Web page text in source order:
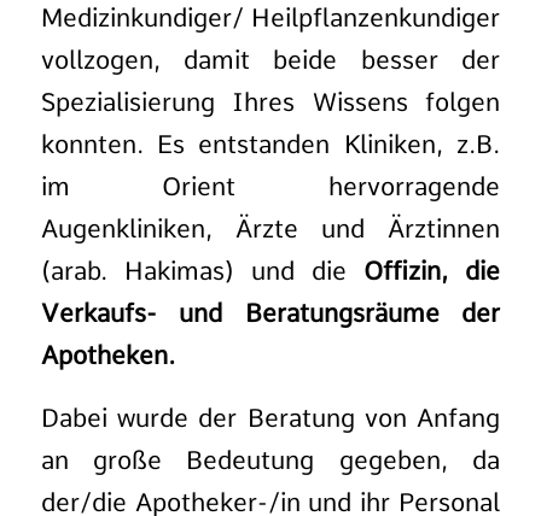
Medizinkundiger/ Heilpflanzenkundiger
vollzogen, damit beide besser der
Spezialisierung Ihres Wissens folgen
konnten. Es entstanden Kliniken, z.B.
im Orient hervorragende
Augenkliniken, Ärzte und Ärztinnen
(arab. Hakimas) und die Offizin, die
Verkaufs- und Beratungsräume der
Apotheken.
Dabei wurde der Beratung von Anfang
an große Bedeutung gegeben, da
der/die Apotheker-/in und ihr Personal